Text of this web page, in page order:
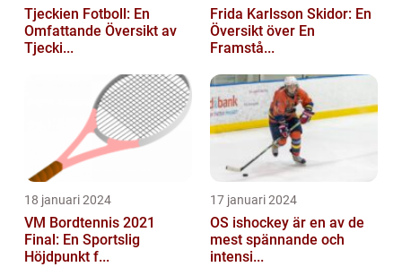
Tjeckien Fotboll: En
Omfattande Översikt av
Tjecki...
Frida Karlsson Skidor: En
Översikt över En
Framstå...
18 januari 2024
VM Bordtennis 2021
Final: En Sportslig
Höjdpunkt f...
17 januari 2024
OS ishockey är en av de
mest spännande och
intensi...